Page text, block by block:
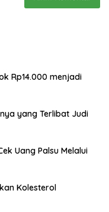
Rp14.000 menjadi
yang Terlibat Judi
Uang Palsu Melalui
Kolesterol